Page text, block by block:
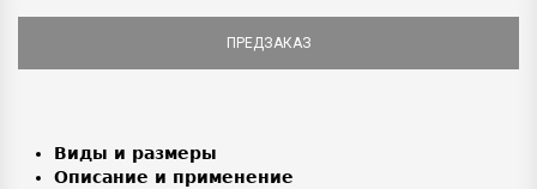
ПРЕДЗАКАЗ
Виды и размеры
Описание и применение